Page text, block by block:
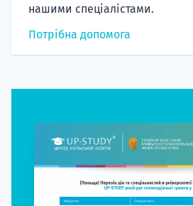
нашими спеціалістами.
Потрібна допомога